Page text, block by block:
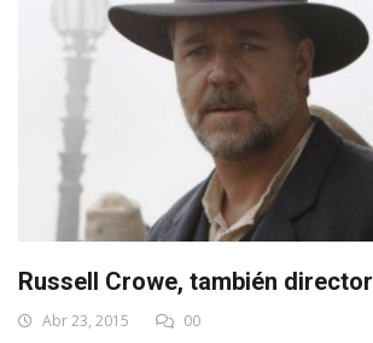
Russell Crowe, también director
Abr 23, 2015 00